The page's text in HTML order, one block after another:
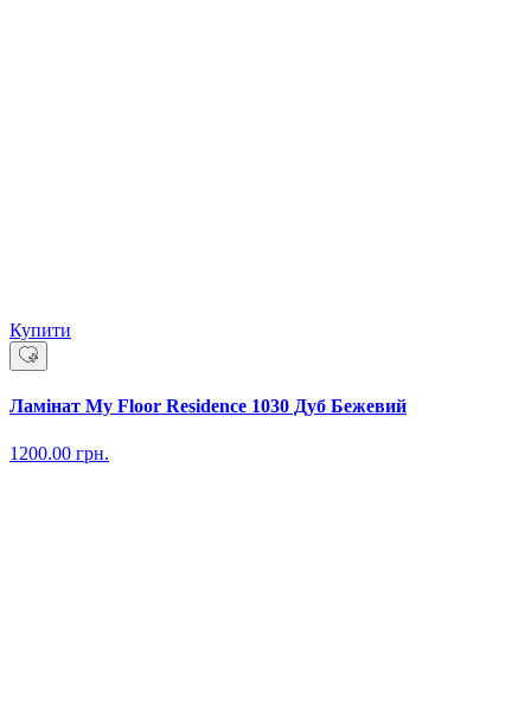
Купити
Ламінат My Floor Residence 1030 Дуб Бежевий
1200.00 грн.